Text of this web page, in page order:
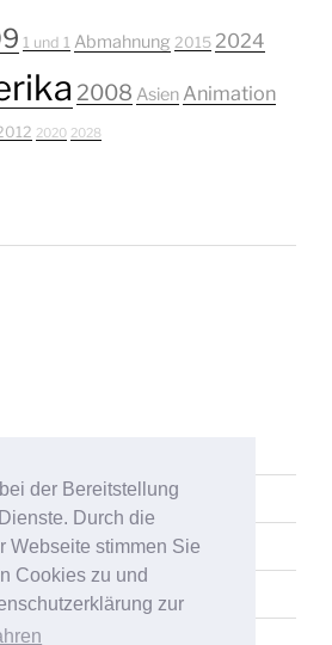
der Bereitstellung
Durch die
Webseite stimmen Sie
Cookies zu und
zur
1 und 1 Abmahnung 2015 2024
2008 Asien Animation
2020 2028